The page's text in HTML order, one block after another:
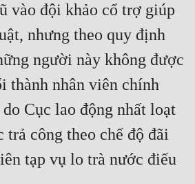
vào đội khảo cổ trợ giúp
nhưng theo quy định
người này không được
thành nhân viên chính
Cục lao động nhất loạt
trả công theo chế độ đãi
tạp vụ lo trà nước điếu